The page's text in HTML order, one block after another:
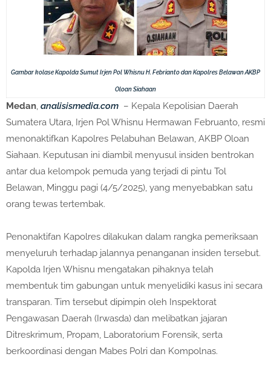
Gambar kolase Kapolda Sumut Irjen Pol Whisnu H. Febrianto dan Kapolres Belawan AKBP
Oloan Siahaan
Medan, analisismedia.com – Kepala Kepolisian Daerah
Sumatera Utara, Irjen Pol Whisnu Hermawan Februanto, resmi
menonaktifkan Kapolres Pelabuhan Belawan, AKBP Oloan
Siahaan. Keputusan ini diambil menyusul insiden bentrokan
antar dua kelompok pemuda yang terjadi di pintu Tol
Belawan, Minggu pagi (4/5/2025), yang menyebabkan satu
orang tewas tertembak.
Penonaktifan Kapolres dilakukan dalam rangka pemeriksaan
menyeluruh terhadap jalannya penanganan insiden tersebut.
Kapolda Irjen Whisnu mengatakan pihaknya telah
membentuk tim gabungan untuk menyelidiki kasus ini secara
transparan. Tim tersebut dipimpin oleh Inspektorat
Pengawasan Daerah (Irwasda) dan melibatkan jajaran
Ditreskrimum, Propam, Laboratorium Forensik, serta
berkoordinasi dengan Mabes Polri dan Kompolnas.